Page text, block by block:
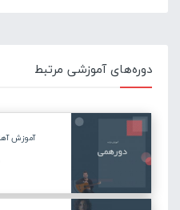
دوره‌های آموزشی مرتبط
آموزش